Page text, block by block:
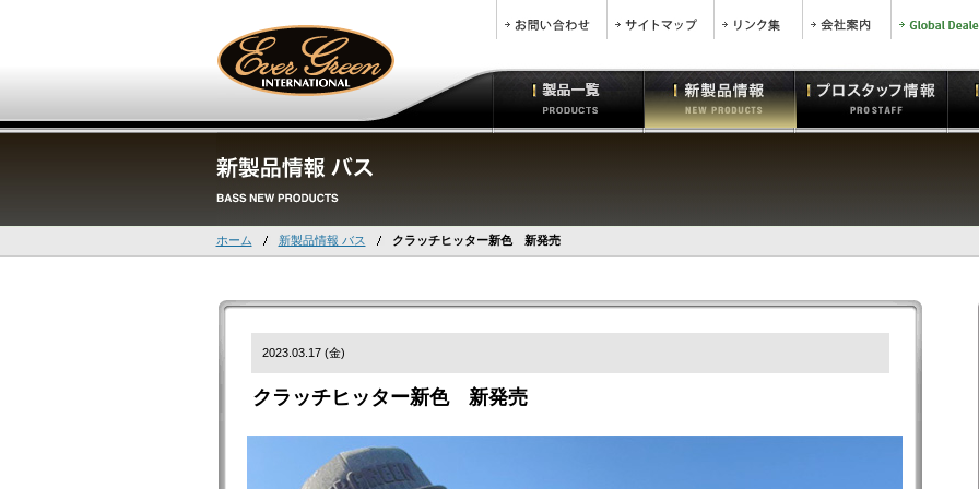
ホーム 新製品情報 バス クラッチヒッター新色 新発売
2023.03.17 (金)
クラッチヒッター新色 新発売